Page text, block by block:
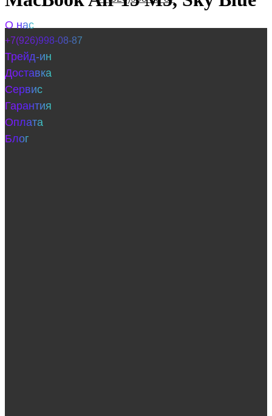
О нас
+7(926)998-08-87
Трейд-ин
Доставка
Сервис
Гарантия
Оплата
Блог